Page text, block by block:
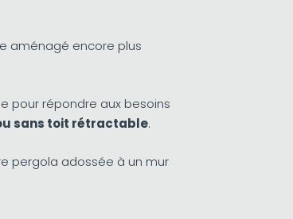
aménagé encore plus
pour répondre aux besoins
sans toit rétractable.
pergola adossée à un mur